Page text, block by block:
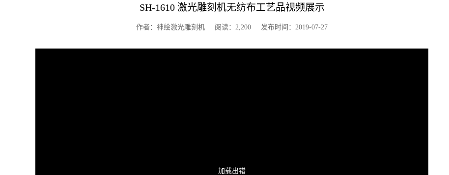
SH-1610 激光雕刻机无纺布工艺品视频展示
作者：神绘激光雕刻机 阅读：2,200 发布时间：2019-07-27
加载出错